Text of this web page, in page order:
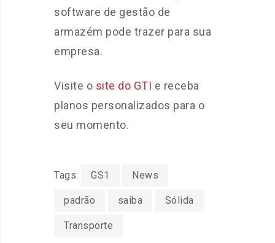
software de gestão de
armazém pode trazer para sua
empresa.
Visite o site do GTI e receba
planos personalizados para o
seu momento.
Tags: GS1 News
padrão saiba Sólida
Transporte